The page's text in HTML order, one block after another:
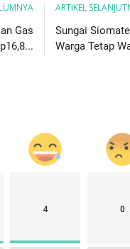
Gas
ARTIKEL
Sungai
Warga Tetap
4 0
Humas